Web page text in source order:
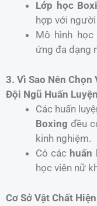
Lớp học
hợp với
Mô hình học
ứng đa dạng
3. Vì Sao Nên
Đội Ngũ Huấn
Các huấn
Boxing đều
kinh nghiệm.
Có các huấn
học viên nữ
Cơ Sở Vật Chất